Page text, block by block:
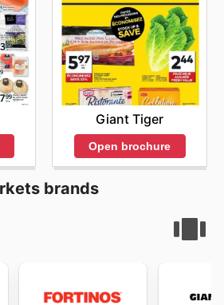
Giant Tiger
Open brochure
brands